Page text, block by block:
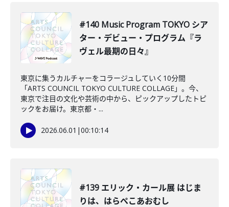
#140 Music Program TOKYO シア
ター・デビュー・プログラム『ラ
ヴェル最期の日々』
東京に集うカルチャーをコラージュしていく10分間
「ARTS COUNCIL TOKYO CULTURE COLLAGE」。今、
東京で注目の文化や芸術の中から、ピックアップしたトピ
ックをお届け。東京都・...
2026.06.01 |00:10:14
#139 エリック・カール展 はじま
りは、はらぺこあおむし